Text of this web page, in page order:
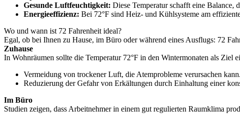
Gesunde Luftfeuchtigkeit: Diese Temperatur schafft eine Balance,
Energieeffizienz: Bei 72°F sind Heiz- und Kühlsysteme am
Wo und wann ist 72 Fahrenheit ideal?
Egal, ob bei Ihnen zu Hause, im Büro oder während eines Ausflugs: 72
Zuhause
In Wohnräumen sollte die Temperatur 72°F in den Wintermonaten als
Vermeidung von trockener Luft, die Atemprobleme verursachen kann.
Reduzierung der Gefahr von Erkältungen durch Einhaltung einer
Im Büro
Studien zeigen, dass Arbeitnehmer in einem gut regulierten Raumklima